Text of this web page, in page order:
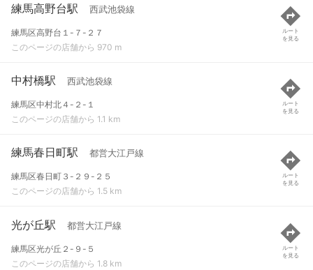
練馬高野台駅 西武池袋線
練馬区高野台１-７-２７
このページの店舗から 970 m
ルート
を見る
中村橋駅 西武池袋線
練馬区中村北４-２-１
このページの店舗から 1.1 km
ルート
を見る
練馬春日町駅 都営大江戸線
練馬区春日町３-２９-２５
このページの店舗から 1.5 km
ルート
を見る
光が丘駅 都営大江戸線
練馬区光が丘２-９-５
このページの店舗から 1.8 km
ルート
を見る